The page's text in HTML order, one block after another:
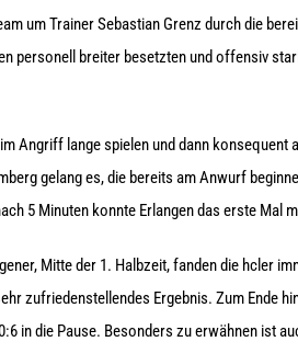
um Trainer Sebastian Grenz durch die
personell breiter besetzten und offensiv
Angriff lange spielen und dann konsequent
gelang es, die bereits am Anwurf
5 Minuten konnte Erlangen das erste Mal
Mitte der 1. Halbzeit, fanden die hcler
zufriedenstellendes Ergebnis. Zum Ende
in die Pause. Besonders zu erwähnen ist